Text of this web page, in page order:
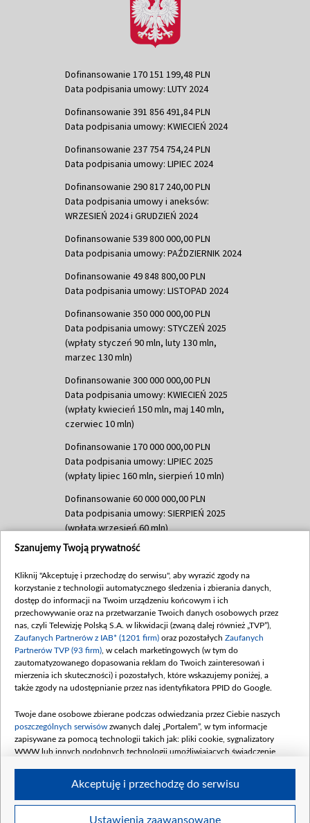
Dofinansowanie 170 151 199,48 PLN
Data podpisania umowy: LUTY 2024
Dofinansowanie 391 856 491,84 PLN
Data podpisania umowy: KWIECIEŃ 2024
Dofinansowanie 237 754 754,24 PLN
Data podpisania umowy: LIPIEC 2024
Dofinansowanie 290 817 240,00 PLN
Data podpisania umowy i aneksów:
WRZESIEŃ 2024 i GRUDZIEŃ 2024
Dofinansowanie 539 800 000,00 PLN
Data podpisania umowy: PAŹDZIERNIK 2024
Dofinansowanie 49 848 800,00 PLN
Data podpisania umowy: LISTOPAD 2024
Dofinansowanie 350 000 000,00 PLN
Data podpisania umowy: STYCZEŃ 2025
(wpłaty styczeń 90 mln, luty 130 mln,
marzec 130 mln)
Dofinansowanie 300 000 000,00 PLN
Data podpisania umowy: KWIECIEŃ 2025
(wpłaty kwiecień 150 mln, maj 140 mln,
czerwiec 10 mln)
Dofinansowanie 170 000 000,00 PLN
Data podpisania umowy: LIPIEC 2025
(wpłaty lipiec 160 mln, sierpień 10 mln)
Dofinansowanie 60 000 000,00 PLN
Data podpisania umowy: SIERPIEŃ 2025
(wpłata wrzesień 60 mln)
Dofinansowanie 635 783 051,21 PLN
(wpłata wrzesień 100 mln, październik 350
mln, listopad 265 mln)
Dofinansowanie 48 862 000,00 PLN
Data podpisania umowy: GRUDZIEŃ 2025
(wpłata grudzień 60,548 mln)
Dofinansowanie 900 000 000,00 PLN
Data podpisania umowy: LUTY 2026 (wpłata
kwiecień 180 mln, 7 maja 180 mln, 8
czerwca 90 mln)
Dofinansowanie 250 000 000,00 PLN
4 sierpnia 250 mln
Szanujemy Twoją prywatność
Kliknij "Akceptuję i przechodzę do serwisu", aby wyrazić zgody na
korzystanie z technologii automatycznego śledzenia i zbierania danych,
dostęp do informacji na Twoim urządzeniu końcowym i ich
przechowywanie oraz na przetwarzanie Twoich danych osobowych przez
nas, czyli Telewizję Polską S.A. w likwidacji (zwaną dalej również „TVP”),
Zaufanych Partnerów z IAB* (1201 firm) oraz pozostałych Zaufanych
Partnerów TVP (93 firm) , w celach marketingowych (w tym do
zautomatyzowanego dopasowania reklam do Twoich zainteresowań i
mierzenia ich skuteczności) i pozostałych, które wskazujemy poniżej, a
także zgody na udostępnianie przez nas identyfikatora PPID do Google.
Twoje dane osobowe zbierane podczas odwiedzania przez Ciebie naszych
poszczególnych serwisów zwanych dalej „Portalem”, w tym informacje
zapisywane za pomocą technologii takich jak: pliki cookie, sygnalizatory
WWW lub innych podobnych technologii umożliwiających świadczenie
Twoje dane osobowe zbierane podczas odwiedzania przez Ciebie
Ustawienia zaawansowane
Akceptuję i przechodzę do serwisu